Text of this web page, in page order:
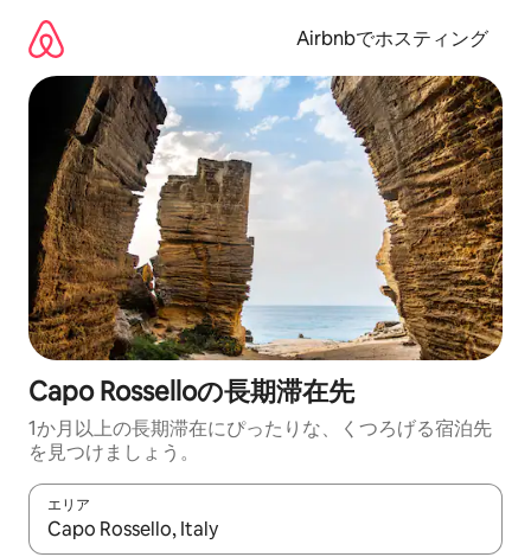
Airbnbでホスティング
Capo Rosselloの長期滞在先
1か月以上の長期滞在にぴったりな、くつろげる宿泊先
を見つけましょう。
エリア
検索結果が表示されたら、上下の矢印キーを使って移動するか